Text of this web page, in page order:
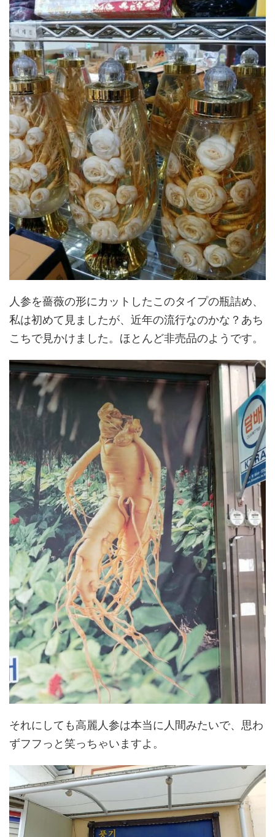
人参を薔薇の形にカットしたこのタイプの瓶詰め、
私は初めて見ましたが、近年の流行なのかな？あち
こちで見かけました。ほとんど非売品のようです。
それにしても高麗人参は本当に人間みたいで、思わ
ずフフっと笑っちゃいますよ。